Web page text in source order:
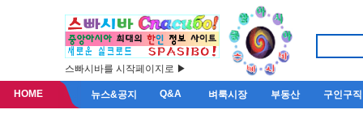
스빠시바를 시작페이지로 ▶
HOME 뉴스&공지 Q&A 벼룩시장 부동산 구인구직